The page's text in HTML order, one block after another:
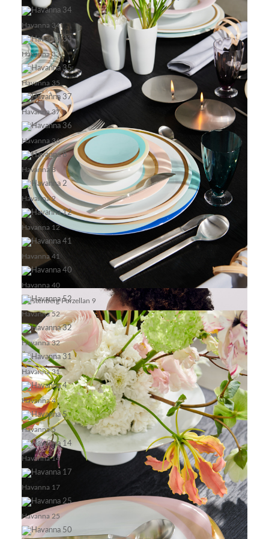
Debora_11
Fürstenberg Porzellan 9
Havanna 34
Havanna 33
Havanna 35
Havanna 37
Havanna 36
Havanna 8
Havanna 2
Havanna 12
Havanna 41
Havanna 40
Havanna 52
Havanna 32
Havanna 31
Havanna 4
Havanna 5
Havanna 14
Havanna 17
Havanna 25